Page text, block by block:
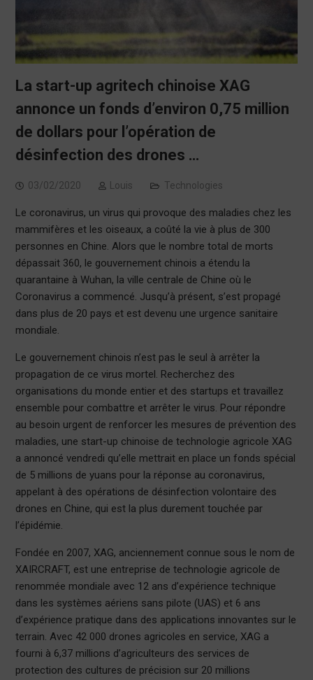
La start-up agritech chinoise XAG
annonce un fonds d’environ 0,75 million
de dollars pour l’opération de
désinfection des drones …
03/02/2020 Louis Technologies
Le coronavirus, un virus qui provoque des maladies chez les
mammifères et les oiseaux, a coûté la vie à plus de 300
personnes en Chine. Alors que le nombre total de morts
dépassait 360, le gouvernement chinois a étendu la
quarantaine à Wuhan, la ville centrale de Chine où le
Coronavirus a commencé. Jusqu’à présent, s’est propagé
dans plus de 20 pays et est devenu une urgence sanitaire
mondiale.
Le gouvernement chinois n’est pas le seul à arrêter la
propagation de ce virus mortel. Recherchez des
organisations du monde entier et des startups et travaillez
ensemble pour combattre et arrêter le virus. Pour répondre
au besoin urgent de renforcer les mesures de prévention des
maladies, une start-up chinoise de technologie agricole XAG
a annoncé vendredi qu’elle mettrait en place un fonds spécial
de 5 millions de yuans pour la réponse au coronavirus,
appelant à des opérations de désinfection volontaire des
drones en Chine, qui est la plus durement touchée par
l’épidémie.
Fondée en 2007, XAG, anciennement connue sous le nom de
XAIRCRAFT, est une entreprise de technologie agricole de
renommée mondiale avec 12 ans d’expérience technique
dans les systèmes aériens sans pilote (UAS) et 6 ans
d’expérience pratique dans des applications innovantes sur le
terrain. Avec 42 000 drones agricoles en service, XAG a
fourni à 6,37 millions d’agriculteurs des services de
protection des cultures de précision sur 20 millions